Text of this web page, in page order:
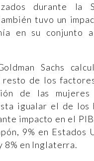
durante la
tuvo un
en su conjunto
Sachs
de los
de las
igualar el de los
impacto en el
9% en Estados
8% en Inglaterra.